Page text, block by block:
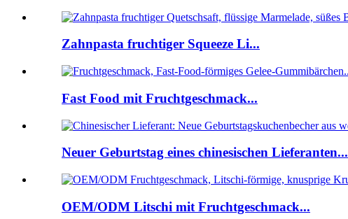
Zahnpasta fruchtiger Squeeze Li...
Fast Food mit Fruchtgeschmack...
Neuer Geburtstag eines chinesischen Lieferanten...
OEM/ODM Litschi mit Fruchtgeschmack...